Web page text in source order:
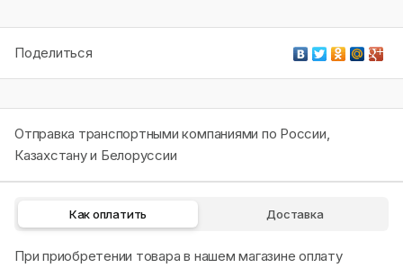
Поделиться
Отправка транспортными компаниями по России,
Казахстану и Белоруссии
Как оплатить Доставка
При приобретении товара в нашем магазине оплату